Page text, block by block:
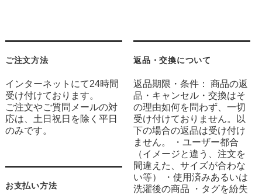
ご注文方法
インターネットにて24時間
受け付けております。
ご注文やご質問メールの対
応は、土日祝日を除く平日
のみです。
お支払い方法
返品・交換について
返品期限・条件： 商品の返
品・キャンセル・交換はそ
の理由如何を問わず、一切
受け付けておりません。以
下の場合の返品は受け付け
ません。 ・ユーザー都合
（イメージと違う、注文を
間違えた、サイズが合わな
い等） ・使用済みあるいは
洗濯後の商品 ・タグを紛失